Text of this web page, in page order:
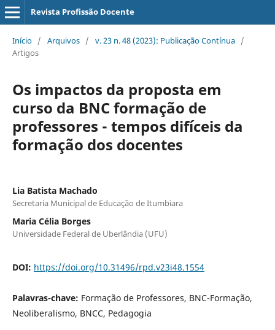
Revista Profissão Docente
Início / Arquivos / v. 23 n. 48 (2023): Publicação Contínua /
Artigos
Os impactos da proposta em
curso da BNC formação de
professores - tempos difíceis da
formação dos docentes
Lia Batista Machado
Secretaria Municipal de Educação de Itumbiara
Maria Célia Borges
Universidade Federal de Uberlândia (UFU)
DOI: https://doi.org/10.31496/rpd.v23i48.1554
Palavras-chave: Formação de Professores, BNC-Formação,
Neoliberalismo, BNCC, Pedagogia